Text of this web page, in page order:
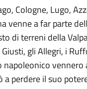
Cologne, Lugo,
venne a far parte
di terreni della
gli Allegri, i
napoleonico
perdere il suo